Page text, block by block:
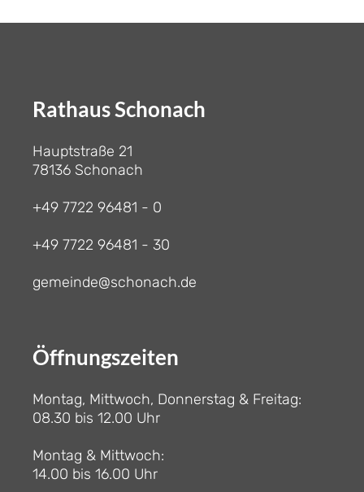
Rathaus Schonach
Hauptstraße 21
78136 Schonach
+49 7722 96481 - 0
+49 7722 96481 - 30
gemeinde@schonach.de
Öffnungszeiten
Montag, Mittwoch, Donnerstag & Freitag:
08.30 bis 12.00 Uhr
Montag & Mittwoch:
14.00 bis 16.00 Uhr